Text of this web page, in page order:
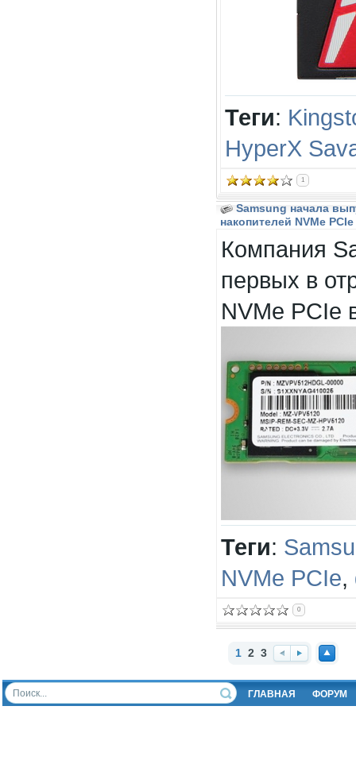
Теги:
HyperX
1
Samsung начала
накопителей NVMe
Компания
первых в
NVMe PCIe
Теги:
NVMe PCIe,
0
1 2 3
ад
ред ерх
ГЛАВНАЯ ФОРУМ